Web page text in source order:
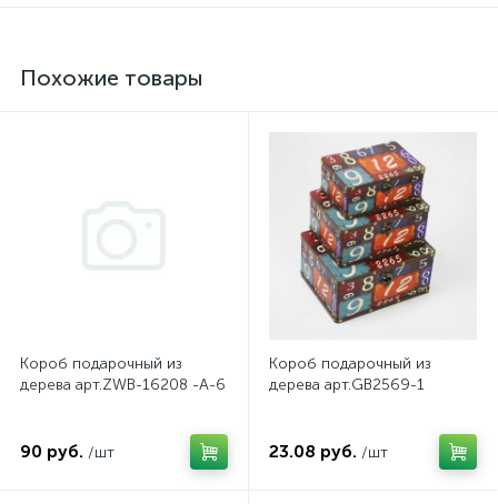
Похожие товары
Короб подарочный из
дерева арт.ZWB-16208 -A-6
90 руб. /шт
Короб подарочный из
дерева арт.GB2569-1
23.08 руб. /шт